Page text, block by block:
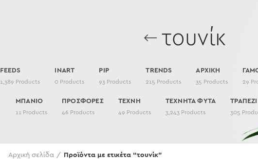
τουνίκ
FEEDS
1,389 Products
INART
0 Products
PIP
93 Products
TRENDS
215 Products
ΑΡΧΙΚΗ
35 Products 29
ΜΠΑΝΙΟ
11 Products
ΠΡΟΣΦΟΡΕΣ
46 Products
ΤΕΧΝΗ
49 Products
ΤΕΧΝΗΤΑ ΦΥΤΑ
3,243 Products
ΤΡΑΠΕΖΙ
305
Αρχική σελίδα Προϊόντα με ετικέτα “τουνίκ”